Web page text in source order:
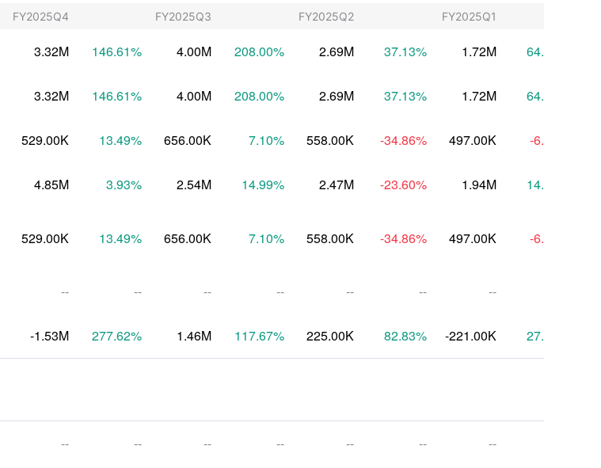
FY2025Q4 FY2025Q3 FY2025Q2 FY2025Q1
3.32M 146.61% 4.00M 208.00% 2.69M 37.13% 1.72M 64.35
3.32M 146.61% 4.00M 208.00% 2.69M 37.13% 1.72M 64.35
529.00K 13.49% 656.00K 7.10% 558.00K -34.86% 497.00K -6.10
4.85M 3.93% 2.54M 14.99% 2.47M -23.60% 1.94M 14.65
529.00K 13.49% 656.00K 7.10% 558.00K -34.86% 497.00K -6.10
-- -- -- -- -- -- --
-1.53M 277.62% 1.46M 117.67% 225.00K 82.83% -221.00K 27.84
-- -- -- -- -- -- --